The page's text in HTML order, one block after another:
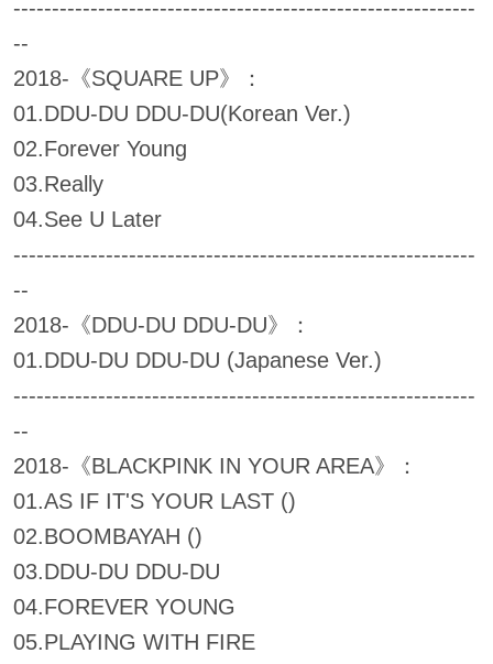
------------------------------------------------------------
--
2018-《SQUARE UP》：
01.DDU-DU DDU-DU(Korean Ver.)
02.Forever Young
03.Really
04.See U Later
------------------------------------------------------------
--
2018-《DDU-DU DDU-DU》：
01.DDU-DU DDU-DU (Japanese Ver.)
------------------------------------------------------------
--
2018-《BLACKPINK IN YOUR AREA》：
01.AS IF IT'S YOUR LAST ()
02.BOOMBAYAH ()
03.DDU-DU DDU-DU
04.FOREVER YOUNG
05.PLAYING WITH FIRE